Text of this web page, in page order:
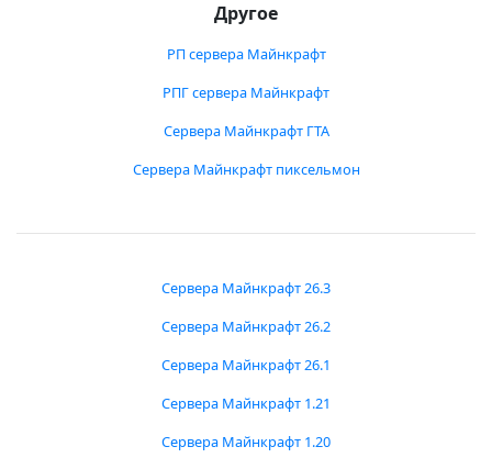
Другое
РП сервера Майнкрафт
РПГ сервера Майнкрафт
Сервера Майнкрафт ГТА
Сервера Майнкрафт пиксельмон
Сервера Майнкрафт 26.3
Сервера Майнкрафт 26.2
Сервера Майнкрафт 26.1
Сервера Майнкрафт 1.21
Сервера Майнкрафт 1.20